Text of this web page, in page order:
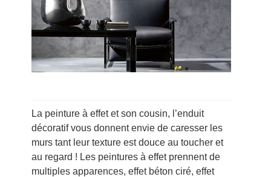
La peinture à effet et son cousin, l’enduit
décoratif vous donnent envie de caresser les
murs tant leur texture est douce au toucher et
au regard ! Les peintures à effet prennent de
multiples apparences, effet béton ciré, effet